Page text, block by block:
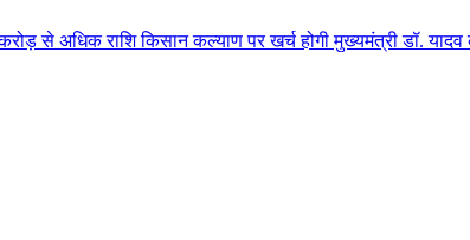
कल्याण पर खर्च होगी मुख्यमंत्री डॉ. यादव के मुख्य